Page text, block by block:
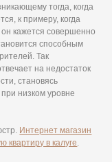
тогда, когда
к примеру, когда
кажется совершенно
способным
Так
на недостаток
становясь
низком уровне
Интернет магазин
квартиру в калуге.